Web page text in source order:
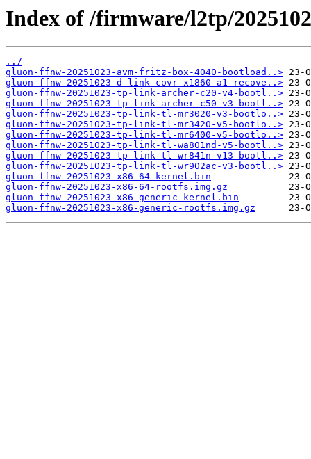
Index of /firmware/l2tp/
../
gluon-ffnw-20251023-avm-fritz-box-4040-bootload..>
gluon-ffnw-20251023-d-link-covr-x1860-a1-recove..>
gluon-ffnw-20251023-tp-link-archer-c20-v4-bootl..>
gluon-ffnw-20251023-tp-link-archer-c50-v3-bootl..>
gluon-ffnw-20251023-tp-link-tl-mr3020-v3-bootlo..>
gluon-ffnw-20251023-tp-link-tl-mr3420-v5-bootlo..>
gluon-ffnw-20251023-tp-link-tl-mr6400-v5-bootlo..>
gluon-ffnw-20251023-tp-link-tl-wa801nd-v5-bootl..>
gluon-ffnw-20251023-tp-link-tl-wr841n-v13-bootl..>
gluon-ffnw-20251023-tp-link-tl-wr902ac-v3-bootl..>
gluon-ffnw-20251023-x86-64-kernel.bin
gluon-ffnw-20251023-x86-64-rootfs.img.gz
gluon-ffnw-20251023-x86-generic-kernel.bin
gluon-ffnw-20251023-x86-generic-rootfs.img.gz